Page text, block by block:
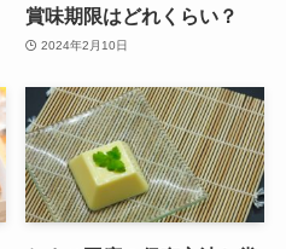
賞味期限はどれくらい？
2024年2月10日